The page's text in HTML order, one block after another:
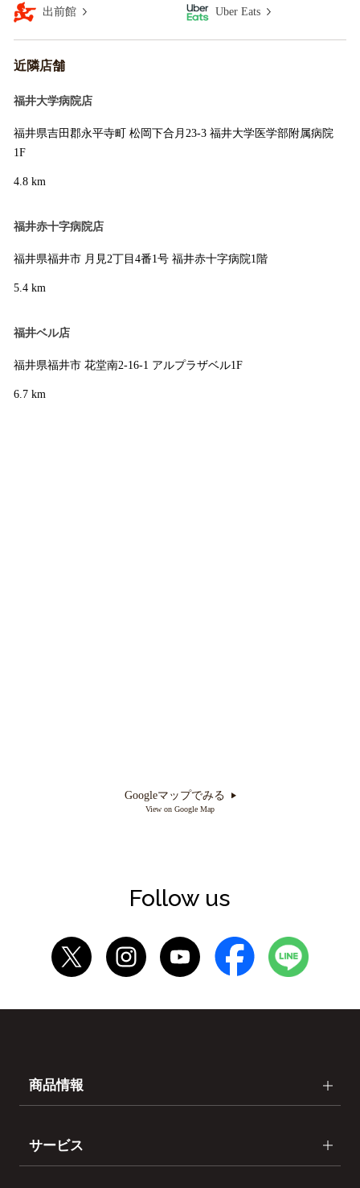
出前館 Uber Eats
近隣店舗
福井大学病院店
福井県吉田郡永平寺町 松岡下合月23-3 福井大学医学部附属病院
1F
4.8 km
福井赤十字病院店
福井県福井市 月見2丁目4番1号 福井赤十字病院1階
5.4 km
福井ベル店
福井県福井市 花堂南2-16-1 アルプラザベル1F
6.7 km
Googleマップでみる
View on Google Map
Follow us
商品情報
サービス